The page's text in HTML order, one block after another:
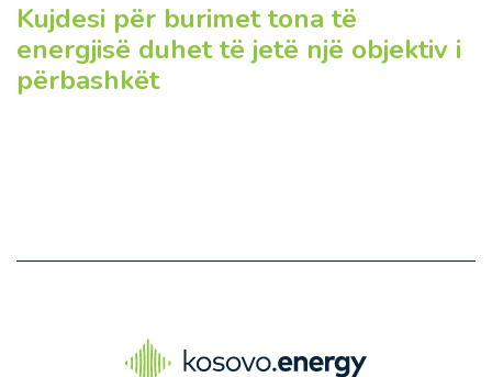
Kujdesi për burimet tona të
energjisë duhet të jetë një objektiv i
përbashkët